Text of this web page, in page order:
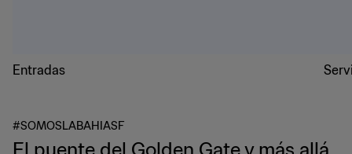
Entradas
#SOMOSLABAHIASF